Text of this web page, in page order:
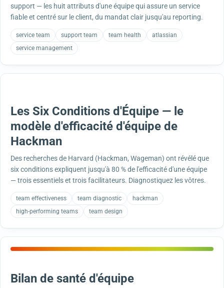
support — les huit attributs d'une équipe qui assure un service
fiable et centré sur le client, du mandat clair jusqu'au reporting.
service team support team team health
atlassian
service management
Les Six Conditions d'Équipe — le
modèle d'efficacité d'équipe de
Hackman
Des recherches de Harvard (Hackman, Wageman) ont révélé que
six conditions expliquent jusqu'à 80 % de l'efficacité d'une équipe
— trois essentiels et trois facilitateurs. Diagnostiquez les vôtres.
team effectiveness team diagnostic
hackman
high-performing teams
team design
Bilan de santé d'équipe